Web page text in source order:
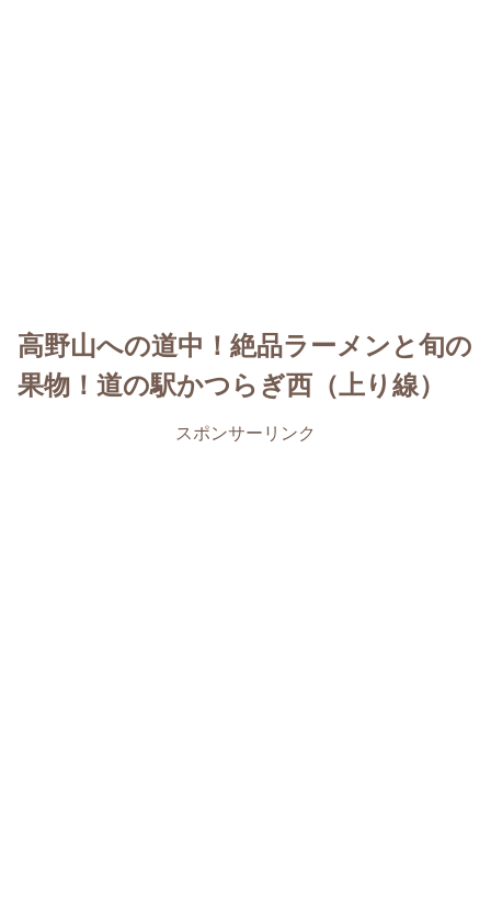
高野山への道中！絶品ラーメンと旬の
果物！道の駅かつらぎ西（上り線）
スポンサーリンク